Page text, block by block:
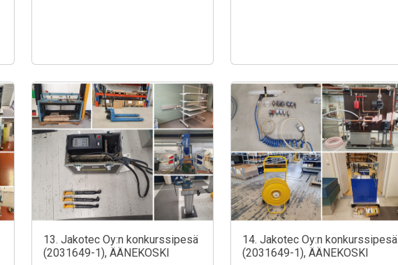
13. Jakotec Oy:n konkurssipesä
(2031649-1), ÄÄNEKOSKI
14. Jakotec Oy:n konkurssipesä
(2031649-1), ÄÄNEKOSKI